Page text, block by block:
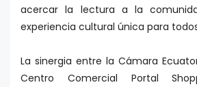
acercar la lectura a la
experiencia cultural única para
La sinergia entre la Cámara
Centro Comercial Portal